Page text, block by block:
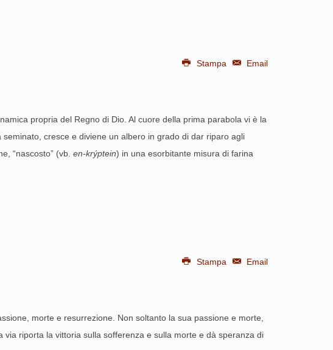
Stampa Email
propria del Regno di Dio. Al cuore della prima parabola vi è la
cresce e diviene un albero in grado di dar riparo agli
“nascosto” (vb. en-krýptein) in una esorbitante misura di farina
Stampa Email
morte e resurrezione. Non soltanto la sua passione e morte,
riporta la vittoria sulla sofferenza e sulla morte e dà speranza di